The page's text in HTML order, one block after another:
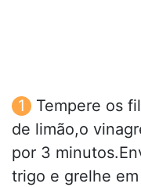
Tempere os
de limão,o
por 3
trigo e grelhe